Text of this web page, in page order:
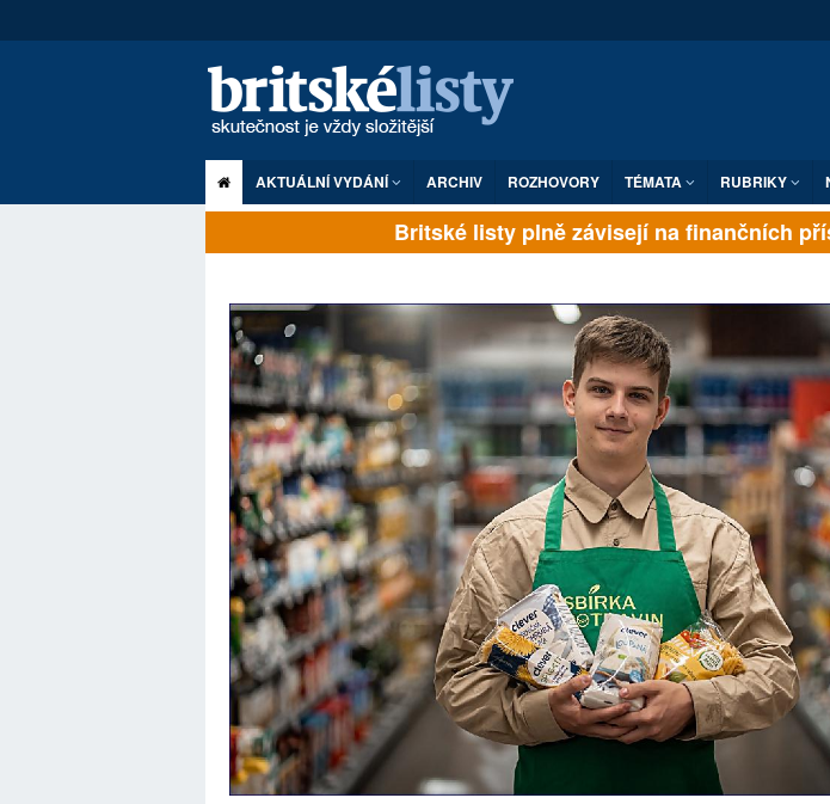
AKTUÁLNÍ VYDÁNÍ ARCHIV ROZHOVORY TÉMATA RUBRIKY
Britské listy plně závisejí na finančních